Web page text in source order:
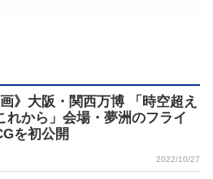
画》大阪・関西万博 「時空超え
れから」会場・夢洲のフライ
を初公開
2022/10/27